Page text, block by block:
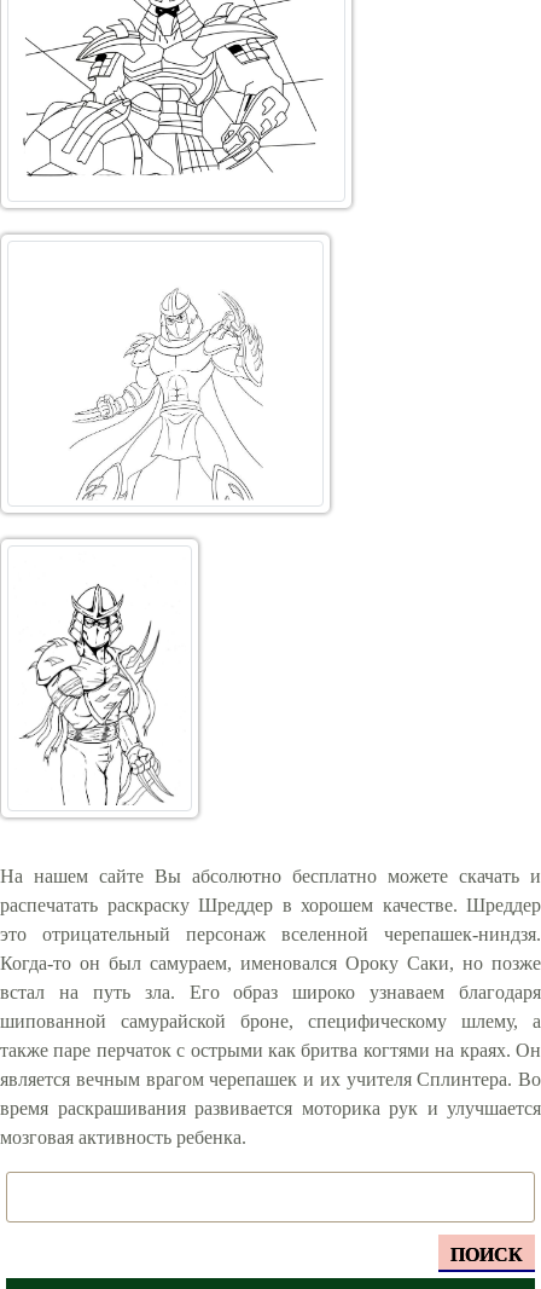
ПОИСК
На нашем сайте Вы абсолютно бесплатно можете скачать и
распечатать раскраску Шреддер в хорошем качестве. Шреддер
это отрицательный персонаж вселенной черепашек-ниндзя.
Когда-то он был самураем, именовался Ороку Саки, но позже
встал на путь зла. Его образ широко узнаваем благодаря
шипованной самурайской броне, специфическому шлему, а
также паре перчаток с острыми как бритва когтями на краях. Он
является вечным врагом черепашек и их учителя Сплинтера. Во
время раскрашивания развивается моторика рук и улучшается
мозговая активность ребенка.